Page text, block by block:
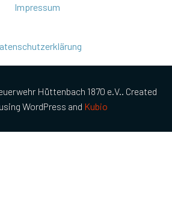
Impressum
Hüttenbach 1870 e.V.. Created
using WordPress and Kubio